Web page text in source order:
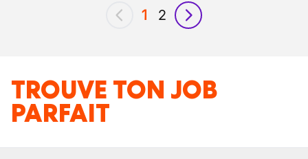
précédent
1 2
suivant
TROUVE TON JOB
PARFAIT